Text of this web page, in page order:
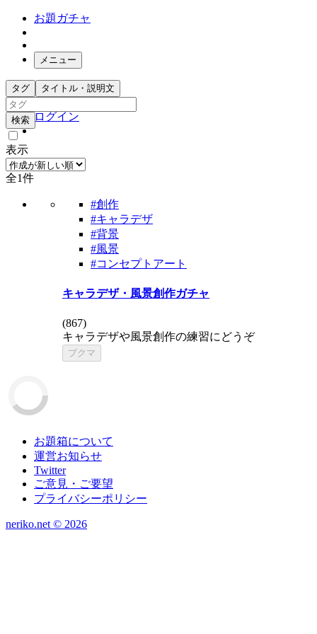
お題ガチャ
メニュー
お題箱
ガチャ検索
ログイン
タグ タイトル・説明文
検索
表示
全1件
#創作
#キャラデザ
#背景
#風景
#コンセプトアート
キャラデザ・風景創作ガチャ
(867)
キャラデザや風景創作の練習にどうぞ
ブクマ
お題箱について
運営お知らせ
Twitter
ご意見・ご要望
プライバシーポリシー
neriko.net © 2026